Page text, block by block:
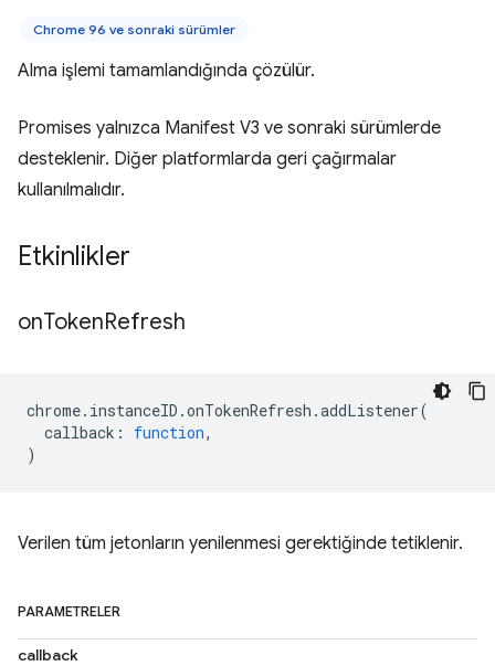
Chrome 96 ve sonraki sürümler
Alma işlemi tamamlandığında çözülür.
Promises yalnızca Manifest V3 ve sonraki sürümlerde
desteklenir. Diğer platformlarda geri çağırmalar
kullanılmalıdır.
Etkinlikler
onTokenRefresh
chrome. instanceID .onTokenRefresh .addListener(
callback : function,
)
Verilen tüm jetonların yenilenmesi gerektiğinde tetiklenir.
PARAMETRELER
callback